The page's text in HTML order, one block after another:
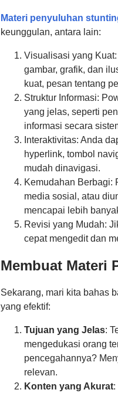
Materi penyuluhan
keunggulan, antara lain:
Visualisasi yang
gambar, grafik, dan
kuat, pesan tentang
Struktur Informasi:
yang jelas, seperti
informasi secara
Interaktivitas: Anda
hyperlink, tombol
mudah dinavigasi.
Kemudahan Berbagi:
media sosial, atau
mencapai lebih
Revisi yang Mudah:
cepat mengedit dan
Membuat Materi
Sekarang, mari kita bahas
yang efektif:
Tujuan yang Jelas:
mengedukasi orang
pencegahannya?
relevan.
Konten yang Akurat: